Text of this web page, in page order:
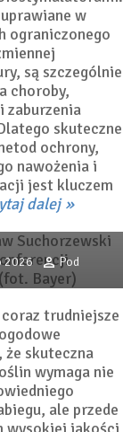
w
ograniczonego
są szczególnie
choroby,
zaburzenia
skuteczne
ochrony,
nawożenia i
jest kluczem
dalej
i
decydują o
ochrony
2026
Pod
trudniejsze
że skuteczna
wymaga nie
ale przede